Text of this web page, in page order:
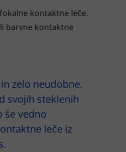
kontaktne leče.
barvne kontaktne
zelo neudobne.
svojih steklenih
še vedno
leče iz